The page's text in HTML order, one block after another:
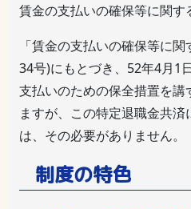
賃金の支払いの確保等に関す
「賃金の支払いの確保等に
34号)にもとづき、52年4月1
支払いのための保全措置を講
ますが、この特定退職金共
は、その必要がありません。
制度の特色